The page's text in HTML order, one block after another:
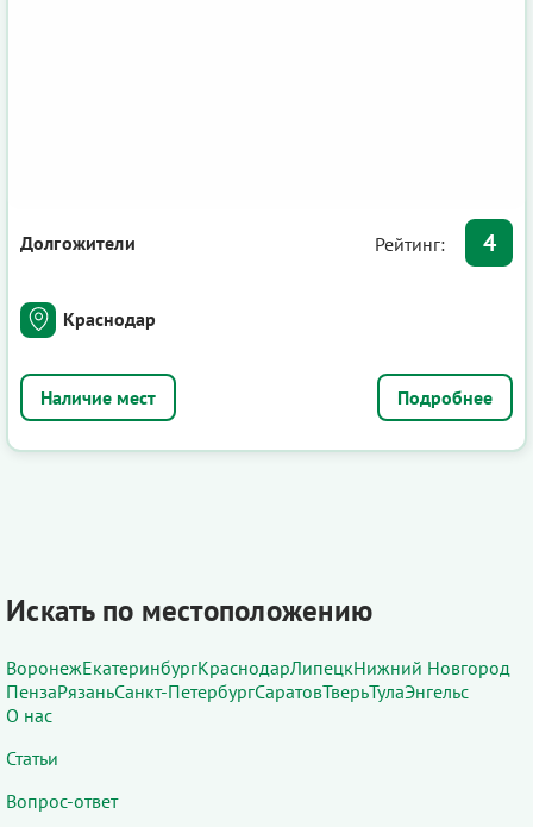
Долгожители Рейтинг: 4
Краснодар
Подробнее
Искать по местоположению
ВоронежЕкатеринбургКраснодарЛипецкНижний Новгород
ПензаРязаньСанкт-ПетербургСаратовТверьТулаЭнгельс
О нас
Статьи
Вопрос-ответ